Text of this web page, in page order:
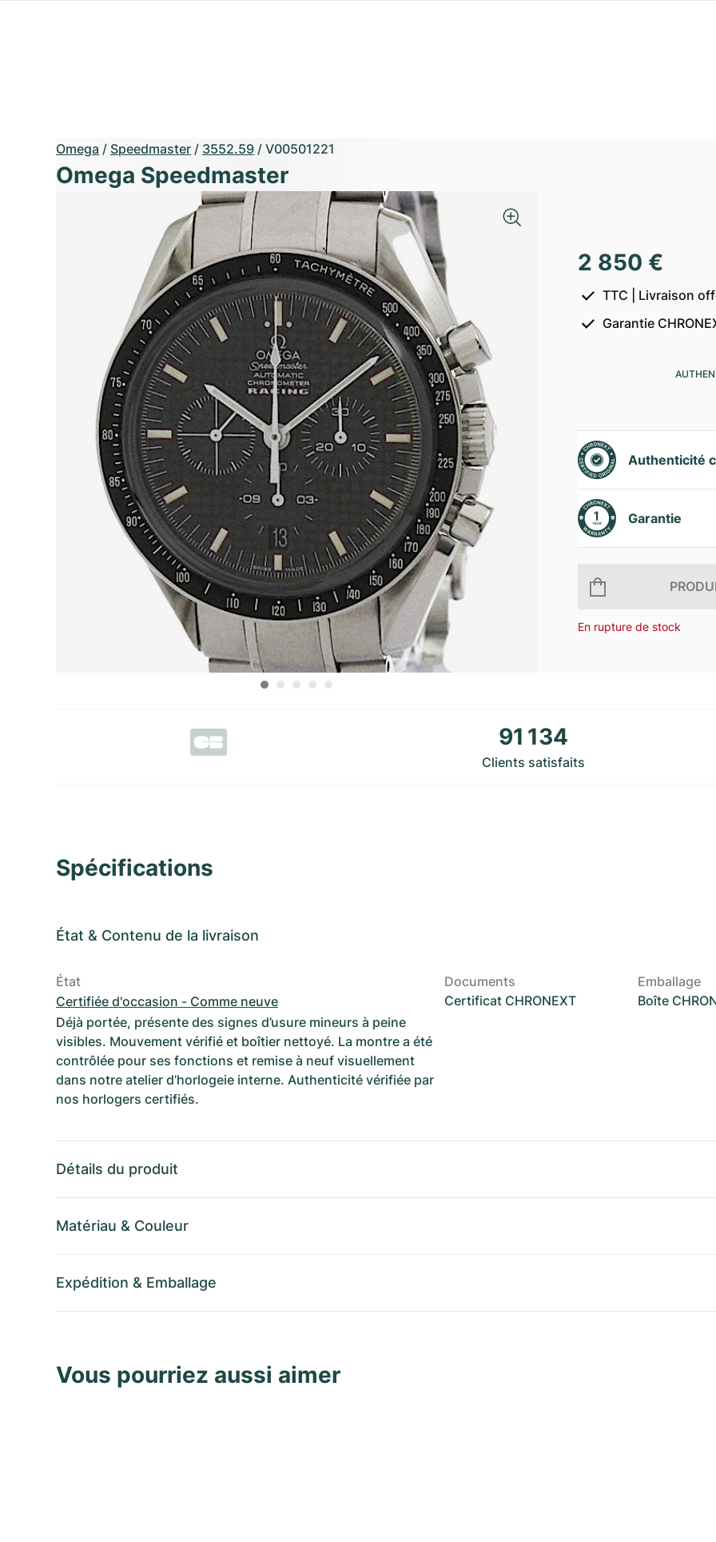
Omega / Speedmaster / 3552.59 / V00501221
Omega Speedmaster
2 850 €
TTC | Livraison
Garantie
Authenticité
Garantie
En rupture de stock
91 134
Clients satisfaits
Spécifications
État & Contenu de la livraison
État
Certifiée d'occasion - Comme neuve
Déjà portée, présente des signes d’usure mineurs à peine
visibles. Mouvement vérifié et boîtier nettoyé. La montre a été
contrôlée pour ses fonctions et remise à neuf visuellement
dans notre atelier d’horlogeie interne. Authenticité vérifiée par
nos horlogers certifiés.
Documents
Certificat CHRONEXT
Emballage
Boîte
Détails du produit
Matériau & Couleur
Expédition & Emballage
Vous pourriez aussi aimer